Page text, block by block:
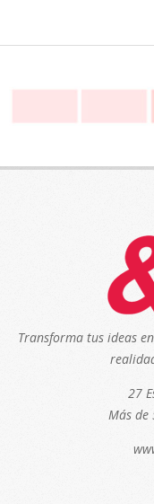
Transforma tus ideas
27
Más de